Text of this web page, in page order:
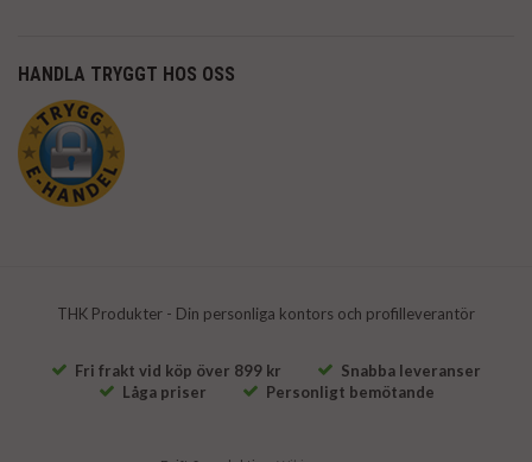
HANDLA TRYGGT HOS OSS
THK Produkter - Din personliga kontors och profilleverantör
Fri frakt vid köp över 899 kr
Snabba leveranser
Låga priser
Personligt bemötande